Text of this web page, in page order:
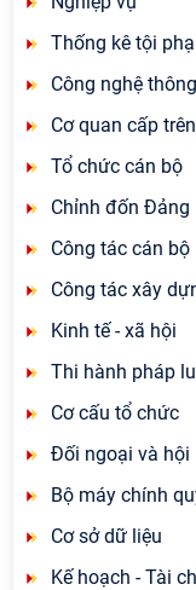
Thống kê tội
Công nghệ
Cơ quan cấp trên
Tổ chức cán bộ
Chỉnh đốn Đảng
Công tác cán bộ
Công tác xây
Kinh tế - xã hội
Thi hành pháp
Cơ cấu tổ chức
Đối ngoại và hội
Bộ máy chính
Cơ sở dữ liệu
Kế hoạch - Tài